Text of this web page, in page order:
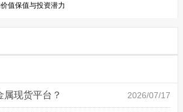
值保值与投资潜力
现货平台？ 2026/07/17